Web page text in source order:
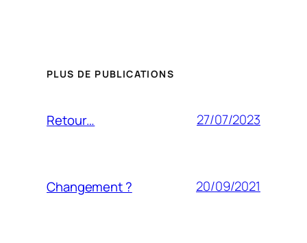
PLUS DE PUBLICATIONS
Retour… 27/07/2023
Changement ? 20/09/2021